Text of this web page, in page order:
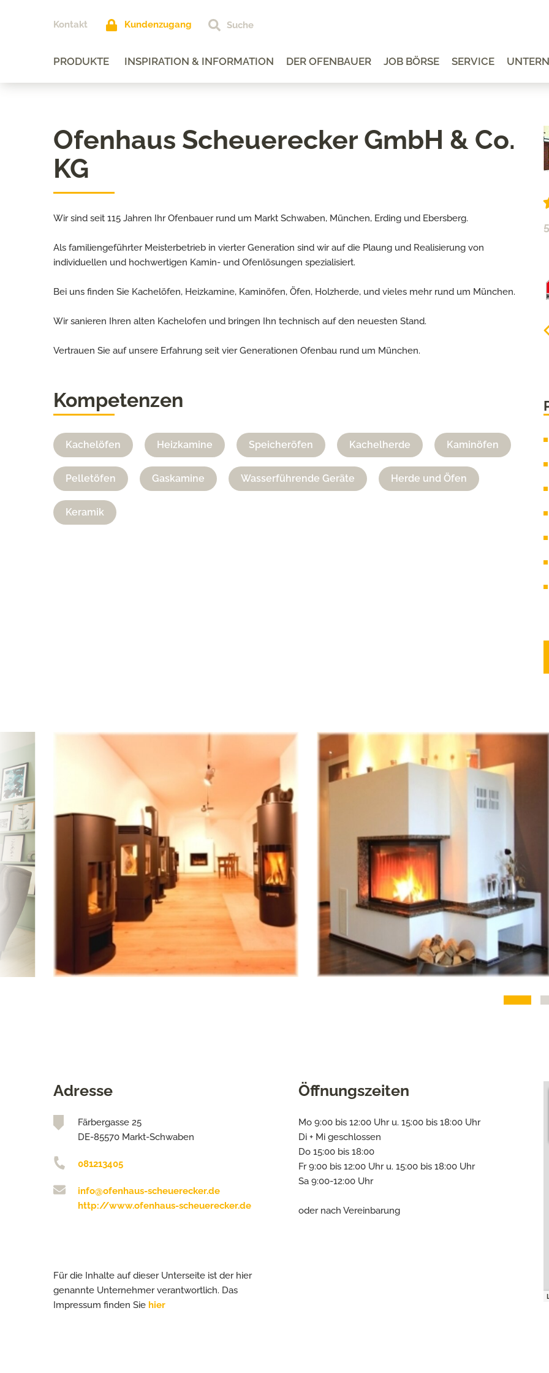
Kontakt Kundenzugang
PRODUKTE INSPIRATION & INFORMATION DER OFENBAUER JOB BÖRSE SERVICE
Ofenhaus Scheuerecker GmbH & Co.
KG
Wir sind seit 115 Jahren Ihr Ofenbauer rund um Markt Schwaben, München, Erding und Ebersberg.
Als familiengeführter Meisterbetrieb in vierter Generation sind wir auf die Plaung und Realisierung von
individuellen und hochwertigen Kamin- und Ofenlösungen spezialisiert.
Bei uns finden Sie Kachelöfen, Heizkamine, Kaminöfen, Öfen, Holzherde, und vieles mehr rund um München.
Wir sanieren Ihren alten Kachelofen und bringen Ihn technisch auf den neuesten Stand.
Vertrauen Sie auf unsere Erfahrung seit vier Generationen Ofenbau rund um München.
Kompetenzen
Kachelöfen Heizkamine Speicheröfen Kachelherde Kaminöfen
Pelletöfen Gaskamine Wasserführende Geräte Herde und Öfen
Keramik
Adresse
Färbergasse 25
DE-85570 Markt-Schwaben
081213405
info@ofenhaus-scheuerecker.de
http://www.ofenhaus-scheuerecker.de
Für die Inhalte auf dieser Unterseite ist der hier
genannte Unternehmer verantwortlich. Das
Impressum finden Sie hier
Öffnungszeiten
Mo 9:00 bis 12:00 Uhr u. 15:00 bis 18:00 Uhr
Di + Mi geschlossen
Do 15:00 bis 18:00
Fr 9:00 bis 12:00 Uhr u. 15:00 bis 18:00 Uhr
Sa 9:00-12:00 Uhr
oder nach Vereinbarung